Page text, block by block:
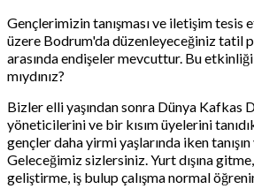
Gençlerimizin tanışması ve iletişim tesis
üzere Bodrum'da düzenleyeceğiniz tatil
arasında endişeler mevcuttur. Bu
mıydınız?
Bizler elli yaşından sonra Dünya Kafkas
yöneticilerini ve bir kısım üyelerini
gençler daha yirmi yaşlarında iken
Geleceğimiz sizlersiniz. Yurt dışına
geliştirme, iş bulup çalışma normal